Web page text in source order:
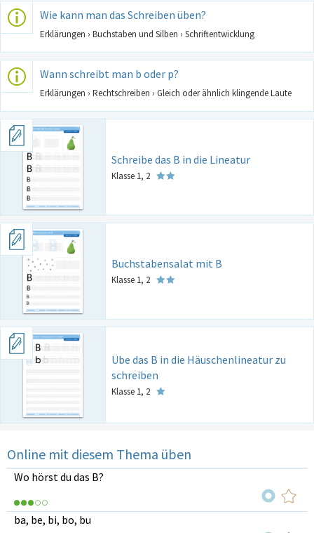
Wie kann man das Schreiben üben?
Erklärungen › Buchstaben und Silben › Schriftentwicklung
Wann schreibt man b oder p?
Erklärungen › Rechtschreiben › Gleich oder ähnlich klingende Laute
Schreibe das B in die Lineatur
Klasse 1, 2
Buchstabensalat mit B
Klasse 1, 2
Übe das B in die Häuschenlineatur zu
schreiben
Klasse 1, 2
Online mit diesem Thema üben
Wo hörst du das B?
ba, be, bi, bo, bu